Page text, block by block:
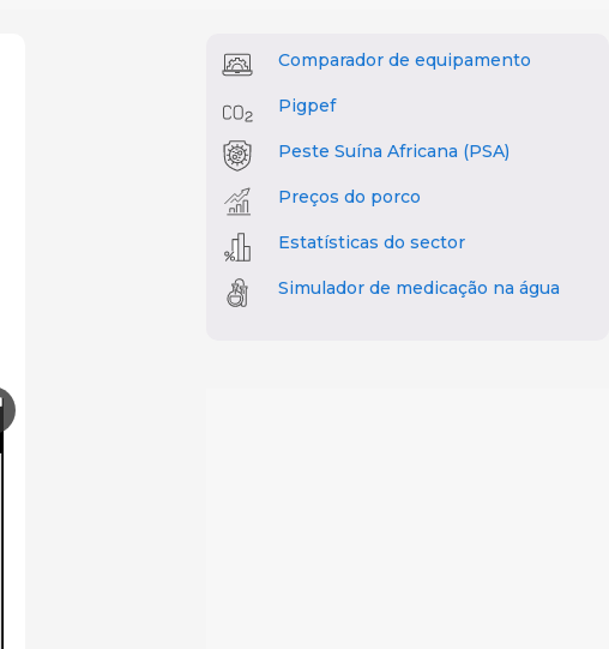
Comparador de equipamento
Pigpef
Peste Suína Africana (PSA)
Preços do porco
Estatísticas do sector
Simulador de medicação na água